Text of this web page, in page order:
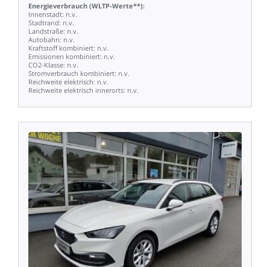
Energieverbrauch (WLTP-Werte**):
Innenstadt: n.v.
Stadtrand: n.v.
Landstraße: n.v.
Autobahn: n.v.
Kraftstoff kombiniert: n.v.
Emissionen kombiniert: n.v.
CO2-Klasse: n.v.
Stromverbrauch kombiniert: n.v.
Reichweite elektrisch: n.v.
Reichweite elektrisch innerorts: n.v.